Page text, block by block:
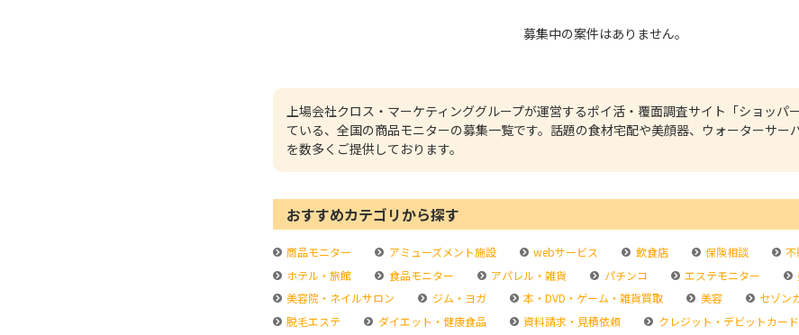
募集中の案件はありません。
上場会社クロス・マーケティンググループが運営するポイ活・覆面調査サイト「ショッパ
ている、全国の商品モニターの募集一覧です。話題の食材宅配や美顔器、ウォーターサー
を数多くご提供しております。
おすすめカテゴリから探す
商品モニター アミューズメント施設 webサービス 飲食店 保険相談
不
ホテル・旅館
食品モニター アパレル・雑貨 パチンコ エステモニター
美容院・ネイルサロン
ジム・ヨガ 本・DVD・ゲーム・雑貨買取 美容
セゾン
脱毛エステ
ダイエット・健康食品 資料請求・見積依頼
クレジット・デビットカード